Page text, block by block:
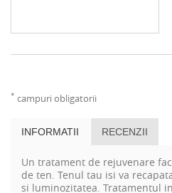
* campuri obligatorii
INFORMATII RECENZII
Un tratament de rejuvenare
de ten. Tenul tau isi va
si luminozitatea. Tratamentul